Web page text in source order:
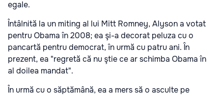
egale.
Întâlnită la un miting al lui Mitt Romney, Alyson a votat
pentru Obama în 2008; ea şi-a decorat peluza cu o
pancartă pentru democrat, în urmă cu patru ani. În
prezent, ea "regretă că nu ştie ce ar schimba Obama în
al doilea mandat".
În urmă cu o săptămână, ea a mers să o asculte pe